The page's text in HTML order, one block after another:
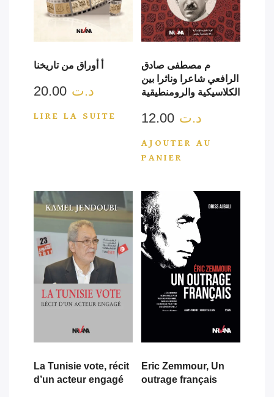
أ أوراق من تاريخنا
د.ت
LIRE LA SUITE
م مصطفى صادق
الرافعي شاعرا وناثرا بين
الكلاسيكية والرومنطيقية
د.ت 12.00
AJOUTER AU
PANIER
La Tunisie vote, récit
d’un acteur engagé
Eric Zemmour, Un
outrage français